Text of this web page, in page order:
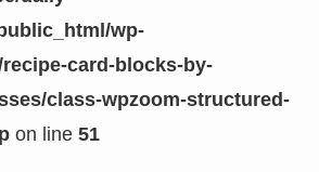
wp-
card-blocks-by-
class-wpzoom-structured-
on line 51